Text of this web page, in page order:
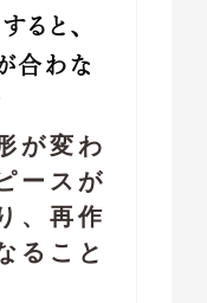
ると、
合わな
が変わ
ースが
、再作
ること